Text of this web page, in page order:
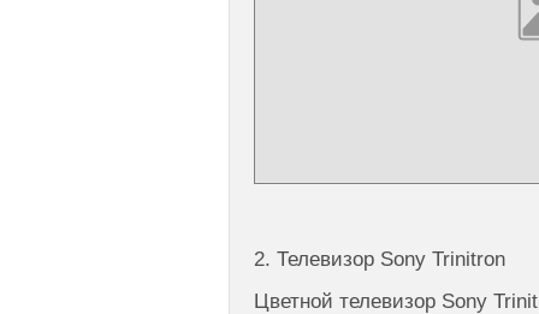
2. Телевизор Sony Trinitron
Цветной телевизор Sony